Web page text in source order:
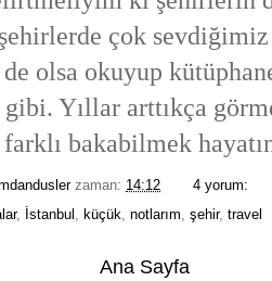
çok sevdiğimiz
olsa okuyup
Yıllar arttıkça
bakabilmek
zaman: 14:12
4 yorum:
, İstanbul küçük notlarım şehir, travel
Ana Sayfa